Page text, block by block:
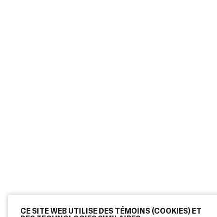
CE SITE WEB UTILISE DES TÉMOINS (COOKIES) ET